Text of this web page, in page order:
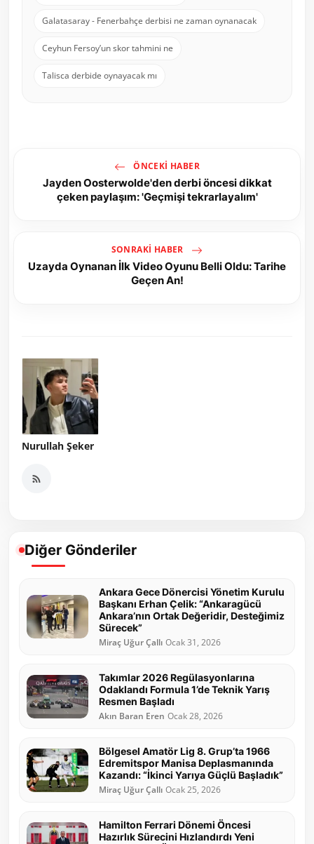
Galatasaray - Fenerbahçe derbisi ne zaman oynanacak
Ceyhun Fersoy’un skor tahmini ne
Talisca derbide oynayacak mı
ÖNCEKI HABER
Jayden Oosterwolde'den derbi öncesi dikkat
çeken paylaşım: 'Geçmişi tekrarlayalım'
SONRAKI HABER
Uzayda Oynanan İlk Video Oyunu Belli Oldu: Tarihe
Geçen An!
Nurullah Şeker
Diğer Gönderiler
Ankara Gece Dönercisi Yönetim Kurulu
Başkanı Erhan Çelik: “Ankaragücü
Ankara’nın Ortak Değeridir, Desteğimiz
Sürecek”
Miraç Uğur Çallı Ocak 31, 2026
Takımlar 2026 Regülasyonlarına
Odaklandı Formula 1’de Teknik Yarış
Resmen Başladı
Akın Baran Eren Ocak 28, 2026
Bölgesel Amatör Lig 8. Grup’ta 1966
Edremitspor Manisa Deplasmanında
Kazandı: “İkinci Yarıya Güçlü Başladık”
Miraç Uğur Çallı Ocak 25, 2026
Hamilton Ferrari Dönemi Öncesi
Hazırlık Sürecini Hızlandırdı Yeni